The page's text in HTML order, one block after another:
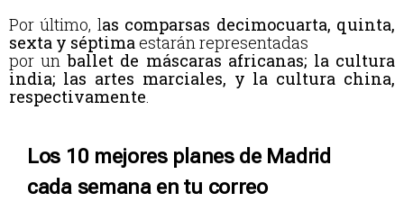
Por último, las comparsas decimocuarta, quinta,
sexta y séptimaestarán representadas
por unballet de máscaras africanas; la cultura
india; las artes marciales, y la cultura china,
respectivamente
Los 10 mejores planes de Madrid
cada semana en tu correo